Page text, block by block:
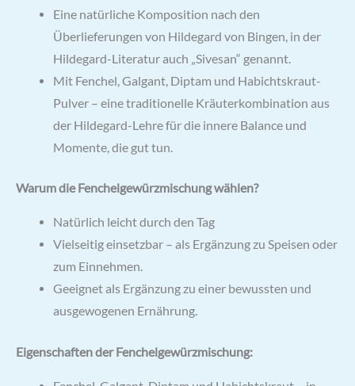
Eine natürliche Komposition nach den
Überlieferungen von Hildegard von Bingen, in der
Hildegard-Literatur auch „Sivesan“ genannt.
Mit Fenchel, Galgant, Diptam und Habichtskraut-
Pulver – eine traditionelle Kräuterkombination aus
der Hildegard-Lehre für die innere Balance und
Momente, die gut tun.
Warum die Fenchelgewürzmischung wählen?
Natürlich leicht durch den Tag
Vielseitig einsetzbar – als Ergänzung zu Speisen oder
zum Einnehmen.
Geeignet als Ergänzung zu einer bewussten und
ausgewogenen Ernährung.
Eigenschaften der Fenchelgewürzmischung: